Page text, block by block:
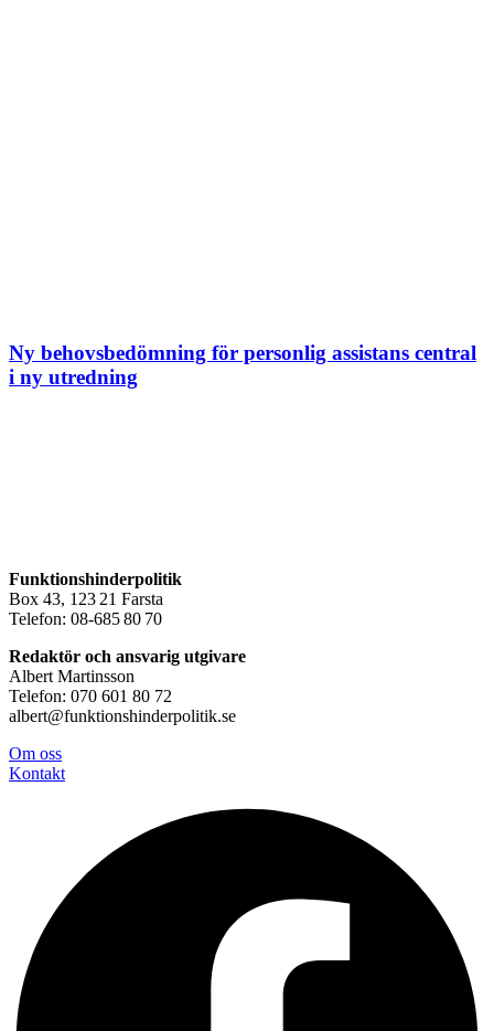
Ny behovsbedömning för personlig assistans central
i ny utredning
Funktionshinderpolitik
Box 43, 123 21 Farsta
Telefon: 08-685 80 70
Redaktör och ansvarig utgivare
Albert Martinsson
Telefon: 070 601 80 72
albert@funktionshinderpolitik.se
Om oss
Kontakt